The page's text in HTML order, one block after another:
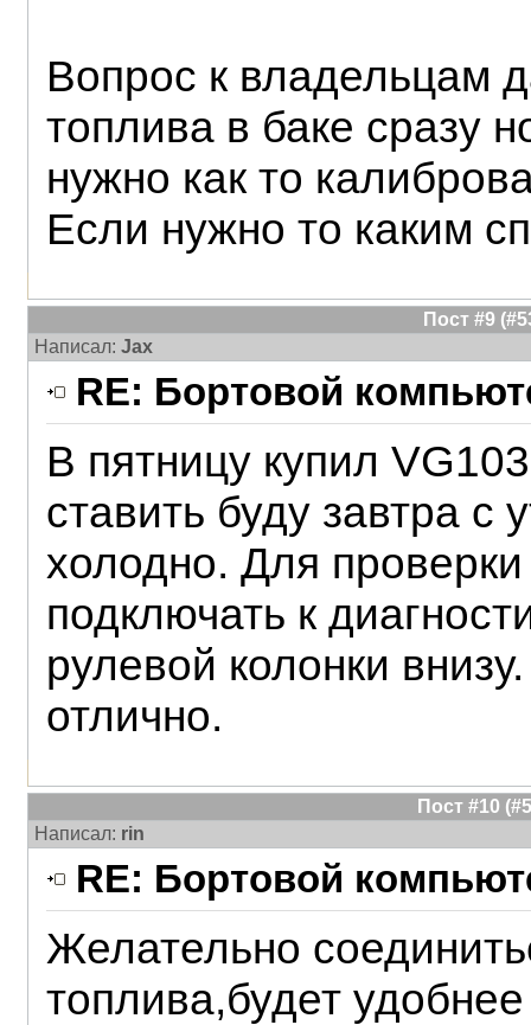
Вопрос к владельцам
топлива в баке сразу
нужно как то
Если нужно то каким
Пост #9
Написал: Jax
RE: Бортовой
В пятницу купил
ставить буду завтра с
холодно. Для
подключать к
рулевой колонки
отлично.
Пост #10
Написал: rin
RE: Бортовой
Желательно
топлива,будет